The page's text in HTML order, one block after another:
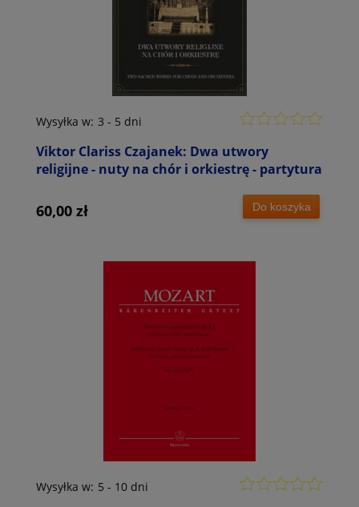
Viktor Clariss Czajanek: Dwa utwory
religijne - nuty na chór i orkiestrę - partytura
Wysyłka w: 3 - 5 dni
60,00 zł Do koszyka
Wysyłka w: 5 - 10 dni